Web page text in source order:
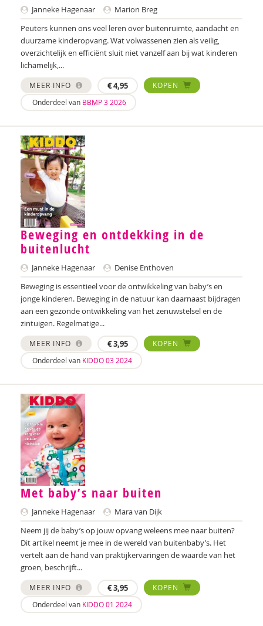
Dominique Grotenhuis
Anneke Guis
Noëlle Haitsma
Audrey van den Ham
Nicole Handels
Anne Mijke van Harten
Barbara Hermsen
E. Hoekstra
Laura Hoogcarspel
Laura Hovenkamp
Talitha Huges
Petra Janssen
Eke Krijnen
Lien Van Laere
Ine van Liempd
Marieke Martens-Volmer
Hans Meij
Johan Meire
Poer Natoer
Maryse Nijhof- Broek
Jeroen Nusteling
Yasmine Oudriss-Kamouni
Evelyne Pauwels
Ilse Raasing
Lida Schepers
Wilma Schepers
Janneke Hagenaar
Marion Breg
Peuters kunnen ons veel leren over buitenruimte, aandacht en
duurzame kinderopvang. Wat volwassenen zien als veilig,
overzichtelijk en efficiënt sluit niet vanzelf aan bij wat kinderen
lichamelijk,...
MEER INFO €4,95
KOPEN
Onderdeel van BBMP 3 2026
Beweging en ontdekking in de
buitenlucht
Janneke Hagenaar
Denise Enthoven
Beweging is essentieel voor de ontwikkeling van baby’s en
jonge kinderen. Beweging in de natuur kan daarnaast bijdragen
aan een gezonde ontwikkeling van het zenuwstelsel en de
zintuigen. Regelmatige...
MEER INFO €3,95
KOPEN
Onderdeel van KIDDO 03 2024
Met baby’s naar buiten
Janneke Hagenaar
Mara van Dijk
Neem jij de baby’s op jouw opvang weleens mee naar buiten?
Dit artikel neemt je mee in de wereld van buitenbaby’s. Het
vertelt aan de hand van praktijkervaringen de waarde van het
groen, beschrijft...
MEER INFO €3,95
KOPEN
Onderdeel van KIDDO 01 2024